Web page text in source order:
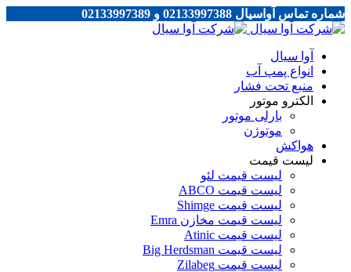
شماره تماس آواسیال 02133997388 و 02133997389
آوا سیال
انواع پمپ آب
منبع تحت فشار
الکترو موتور
بارلی موتور
موتوژن
هواکش
لیست قیمت
لیست قیمت لئو
لیست قیمت ABCO
لیست قیمت Shimge
لیست قیمت مخازن Emra
لیست قیمت Atinic
لیست قیمت Big Herdsman
لیست قیمت Zilabeg